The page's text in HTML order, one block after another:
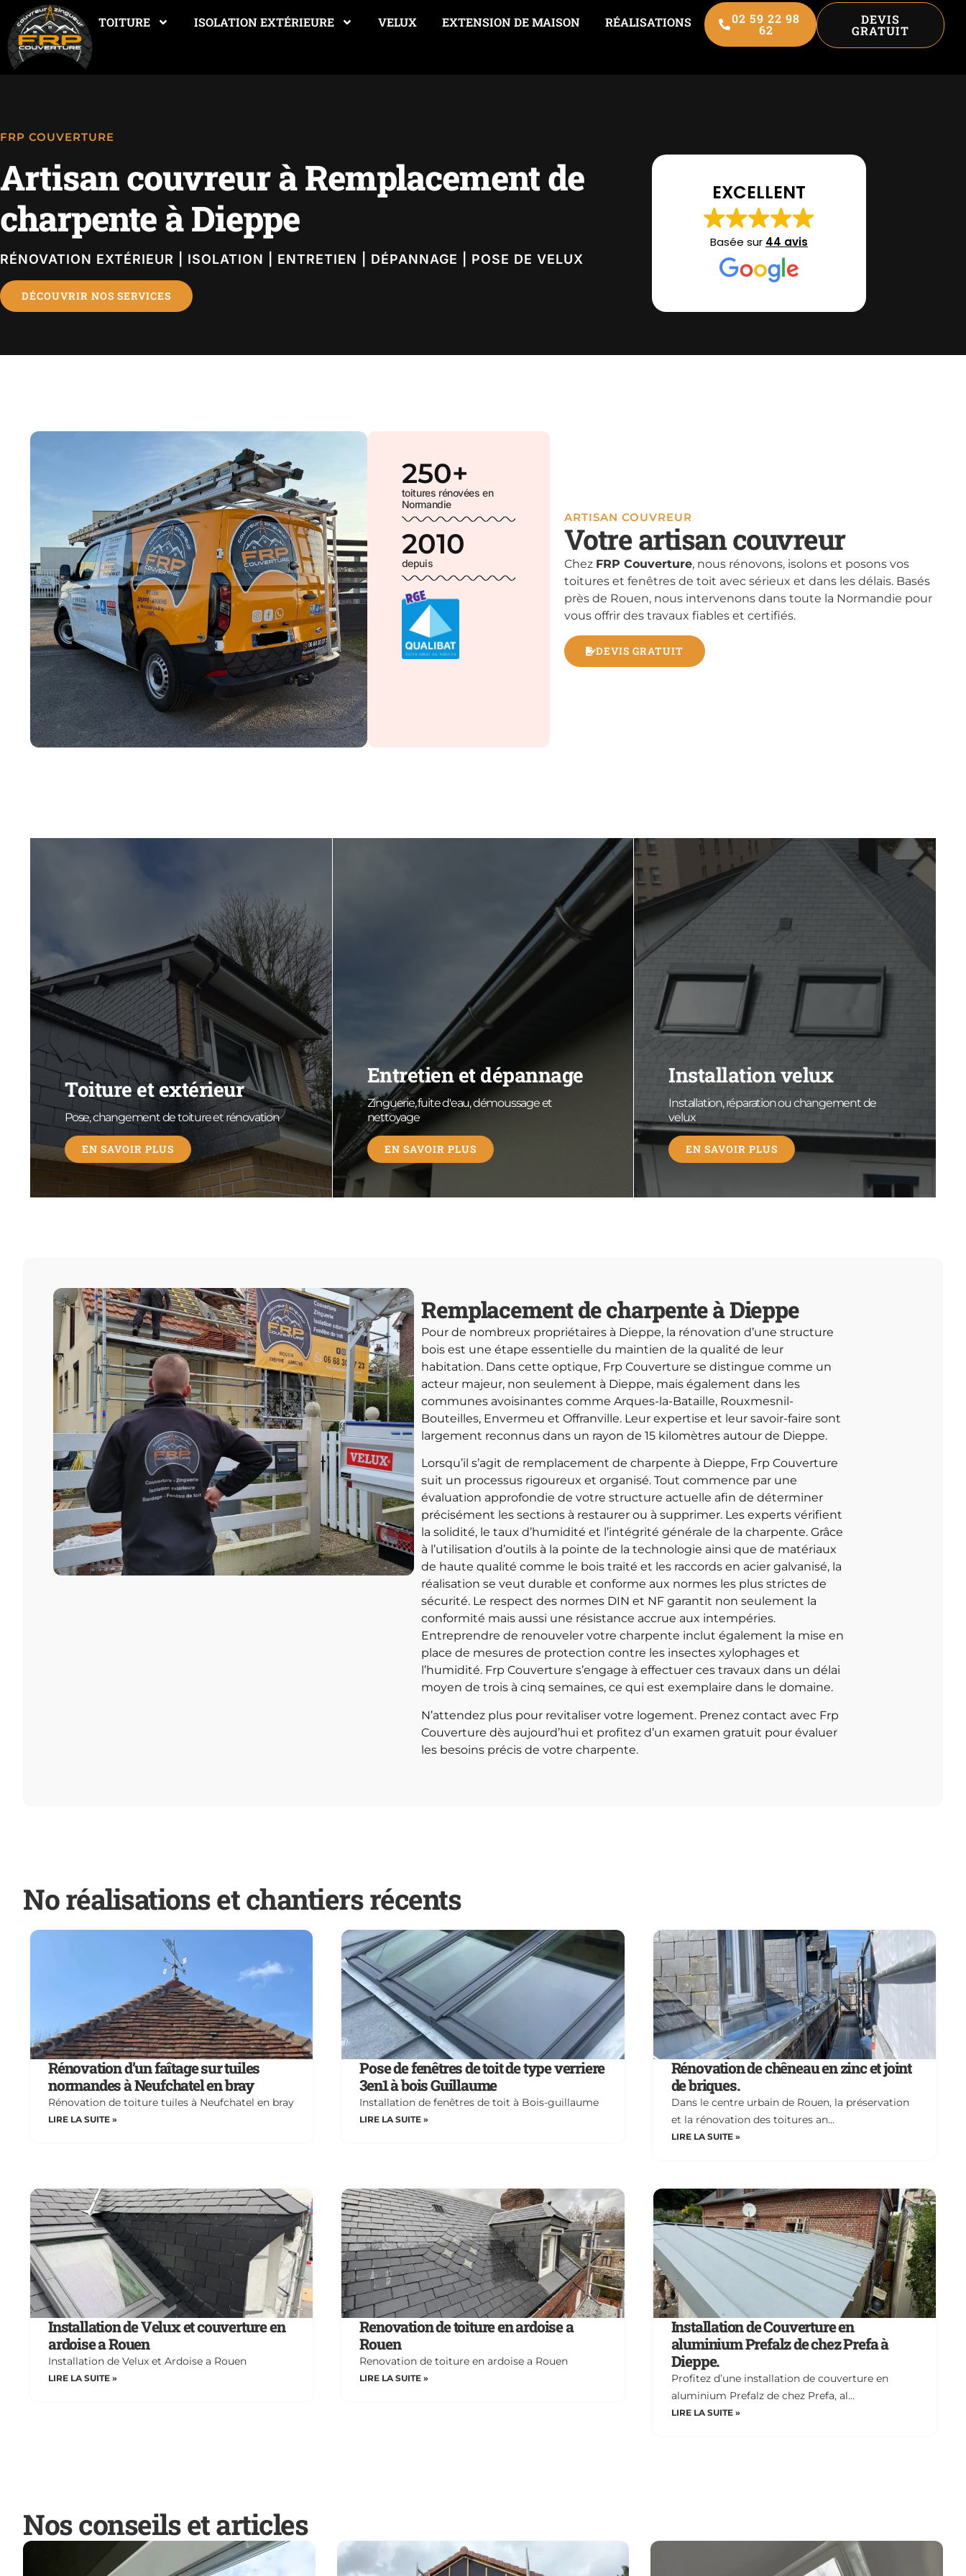
TOITURE ISOLATION EXTÉRIEURE VELUX EXTENSION DE MAISON RÉALISATIONS 02 59 22 98
62
DEVIS
GRATUIT
FRP COUVERTURE
Artisan couvreur à Remplacement de
charpente à Dieppe
RÉNOVATION EXTÉRIEUR | ISOLATION | ENTRETIEN | DÉPANNAGE | POSE DE VELUX
DÉCOUVRIR NOS SERVICES
EXCELLENT
Basée sur 44 avis
toitures rénovées en
Normandie
250+
depuis
2010
ARTISAN COUVREUR
Votre artisan couvreur
Chez FRP Couverture, nous rénovons, isolons et posons vos
toitures et fenêtres de toit avec sérieux et dans les délais. Basés
près de Rouen, nous intervenons dans toute la Normandie pour
vous offrir des travaux fiables et certifiés.
DEVIS GRATUIT
Toiture et extérieur
Pose, changement de toiture et rénovation
EN SAVOIR PLUS
Entretien et dépannage
Zinguerie, fuite d'eau, démoussage et
nettoyage
EN SAVOIR PLUS
Installation velux
Installation, réparation ou changement de
velux
EN SAVOIR PLUS
Remplacement de charpente à Dieppe
Pour de nombreux propriétaires à Dieppe, la rénovation d’une structure
bois est une étape essentielle du maintien de la qualité de leur
habitation. Dans cette optique, Frp Couverture se distingue comme un
acteur majeur, non seulement à Dieppe, mais également dans les
communes avoisinantes comme Arques-la-Bataille, Rouxmesnil-
Bouteilles, Envermeu et Offranville. Leur expertise et leur savoir-faire sont
largement reconnus dans un rayon de 15 kilomètres autour de Dieppe.
Lorsqu’il s’agit de remplacement de charpente à Dieppe, Frp Couverture
suit un processus rigoureux et organisé. Tout commence par une
évaluation approfondie de votre structure actuelle afin de déterminer
précisément les sections à restaurer ou à supprimer. Les experts vérifient
la solidité, le taux d’humidité et l’intégrité générale de la charpente. Grâce
à l’utilisation d’outils à la pointe de la technologie ainsi que de matériaux
de haute qualité comme le bois traité et les raccords en acier galvanisé, la
réalisation se veut durable et conforme aux normes les plus strictes de
sécurité. Le respect des normes DIN et NF garantit non seulement la
conformité mais aussi une résistance accrue aux intempéries.
Entreprendre de renouveler votre charpente inclut également la mise en
place de mesures de protection contre les insectes xylophages et
l’humidité. Frp Couverture s’engage à effectuer ces travaux dans un délai
moyen de trois à cinq semaines, ce qui est exemplaire dans le domaine.
N’attendez plus pour revitaliser votre logement. Prenez contact avec Frp
Couverture dès aujourd’hui et profitez d’un examen gratuit pour évaluer
les besoins précis de votre charpente.
No réalisations et chantiers récents
Rénovation d’un faîtage sur tuiles
normandes à Neufchatel en bray
Rénovation de toiture tuiles à Neufchatel en bray
LIRE LA SUITE »
Pose de fenêtres de toit de type verriere
3en1 à bois Guillaume
Installation de fenêtres de toit à Bois-guillaume
LIRE LA SUITE »
Rénovation de chêneau en zinc et joint
de briques.
Dans le centre urbain de Rouen, la préservation
et la rénovation des toitures an…
LIRE LA SUITE »
Installation de Velux et couverture en
ardoise a Rouen
Installation de Velux et Ardoise a Rouen
LIRE LA SUITE »
Renovation de toiture en ardoise a
Rouen
Renovation de toiture en ardoise a Rouen
LIRE LA SUITE »
Installation de Couverture en
aluminium Prefalz de chez Prefa à
Dieppe.
Profitez d’une installation de couverture en
aluminium Prefalz de chez Prefa, al…
LIRE LA SUITE »
Nos conseils et articles